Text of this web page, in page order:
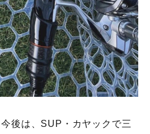
後は、SUP・カヤックで三